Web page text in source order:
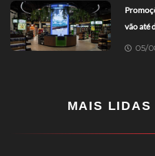
vão até
05/
MAIS LIDAS